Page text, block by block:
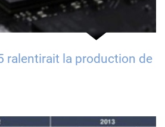
ralentirait la production de